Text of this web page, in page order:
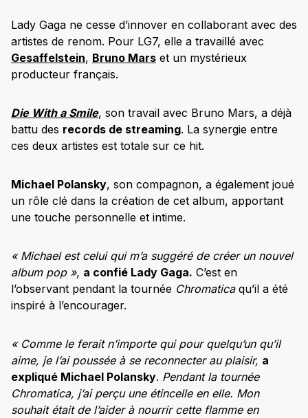
Lady Gaga ne cesse d’innover en collaborant avec des
artistes de renom. Pour LG7, elle a travaillé avec
Gesaffelstein, Bruno Mars et un mystérieux
producteur français.
Die With a Smile, son travail avec Bruno Mars, a déjà
battu des records de streaming. La synergie entre
ces deux artistes est totale sur ce hit.
Michael Polansky, son compagnon, a également joué
un rôle clé dans la création de cet album, apportant
une touche personnelle et intime.
« Michael est celui qui m’a suggéré de créer un nouvel
album pop », a confié Lady Gaga. C’est en
l’observant pendant la tournée Chromaticaqu’il a été
inspiré à l’encourager.
« Comme le ferait n’importe qui pour quelqu’un qu’il
aime, je l’ai poussée à se reconnecter au plaisir, a
expliqué Michael Polansky. Pendant la tournée
Chromatica, j’ai perçu une étincelle en elle. Mon
souhait était de l’aider à nourrir cette flamme en